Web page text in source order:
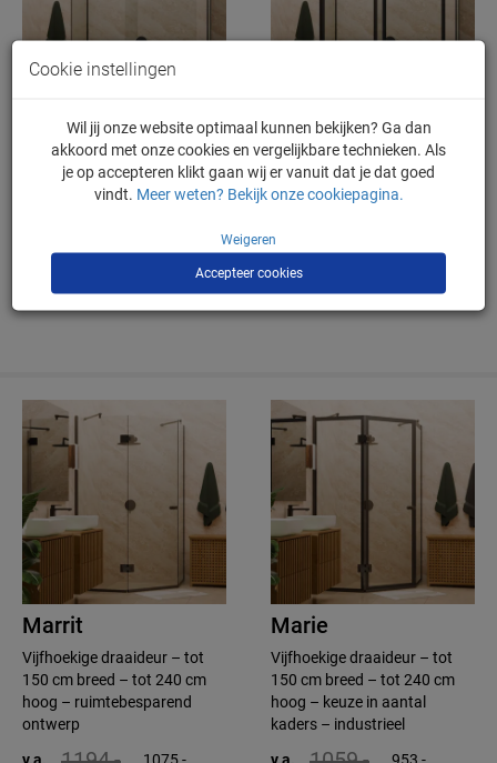
Lynn
Vrijstaande schuifdeur – tot
Lyndsey
Vrijstaande schuifdeur – tot
hoog – keuze in aantal
v.a.
2285,- 2057,-
Marrit
Vijfhoekige draaideur – tot
150 cm breed – tot 240 cm
hoog – ruimtebesparend
ontwerp
Marie
Vijfhoekige draaideur – tot
150 cm breed – tot 240 cm
hoog – keuze in aantal
kaders – industrieel
Cookie instellingen
Wil jij onze website optimaal kunnen bekijken? Ga dan
akkoord met onze cookies en vergelijkbare technieken. Als
je op accepteren klikt gaan wij er vanuit dat je dat goed
vindt. Meer weten? Bekijk onze cookiepagina.
Weigeren
Accepteer cookies